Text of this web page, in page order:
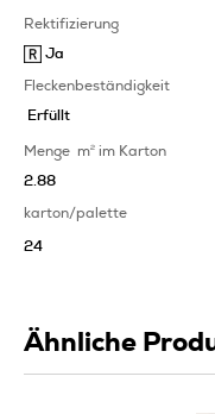
Rektifizierung
Ja
Fleckenbeständigkeit
Erfüllt
Menge m2 im Karton
2.88
karton/palette
24
Ähnliche